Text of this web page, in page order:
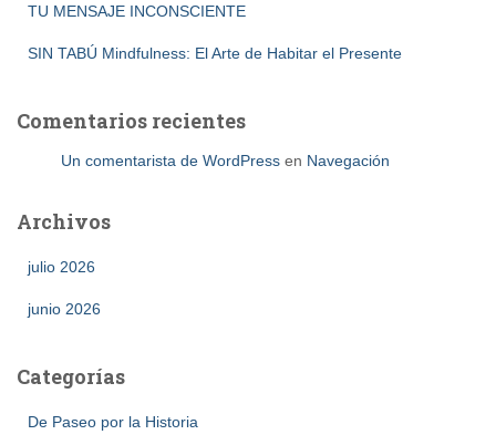
TU MENSAJE INCONSCIENTE
SIN TABÚ Mindfulness: El Arte de Habitar el Presente
Comentarios recientes
Un comentarista de WordPress en Navegación
Archivos
julio 2026
junio 2026
Categorías
De Paseo por la Historia